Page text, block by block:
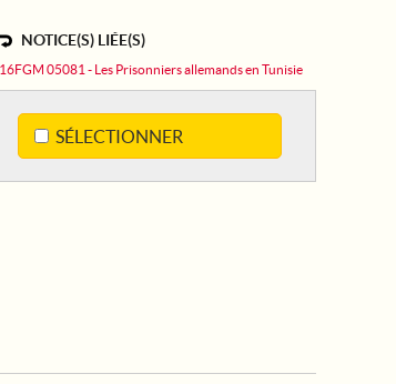
NOTICE(S) LIÉE(S)
05081 - Les Prisonniers allemands en Tunisie
SÉLECTIONNER